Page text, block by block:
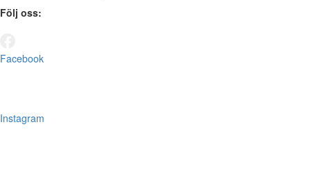
Följ oss:
Facebook
Instagram